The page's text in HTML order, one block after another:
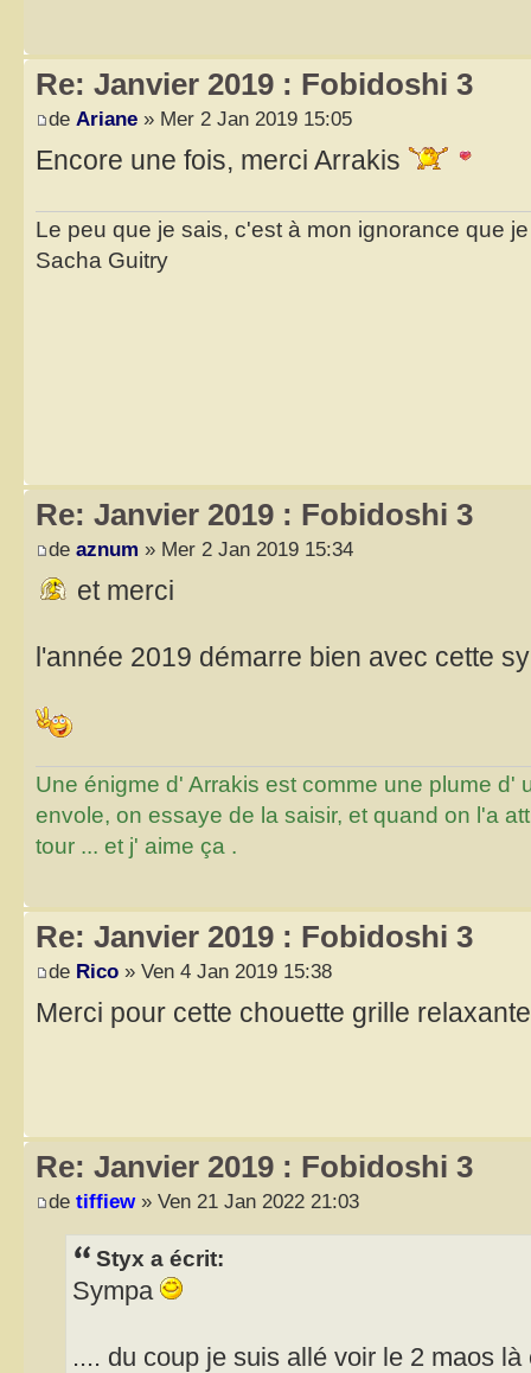
Re: Janvier 2019 : Fobidoshi 3
de Ariane » Mer 2 Jan 2019 15:05
Encore une fois, merci Arrakis
Le peu que je sais, c'est à mon ignorance que
Sacha Guitry
Re: Janvier 2019 : Fobidoshi 3
de aznum » Mer 2 Jan 2019 15:34
et merci
l'année 2019 démarre bien avec cette
Une énigme d' Arrakis est comme une plume d'
envole, on essaye de la saisir, et quand on l'a
tour ... et j' aime ça .
Re: Janvier 2019 : Fobidoshi 3
de Rico » Ven 4 Jan 2019 15:38
Merci pour cette chouette grille
Re: Janvier 2019 : Fobidoshi 3
de tiffiew» Ven 21 Jan 2022 21:03
Styx a écrit:
Sympa
.... du coup je suis allé voir le 2 maos